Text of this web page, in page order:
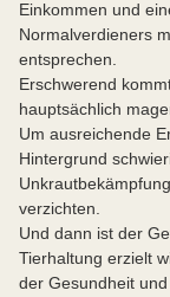
Einkommen und
Normalverdieners
entsprechen.
Erschwerend
hauptsächlich
Um ausreichende
Hintergrund
verzichten.
Und dann ist der
Tierhaltung erzielt
der Gesundheit